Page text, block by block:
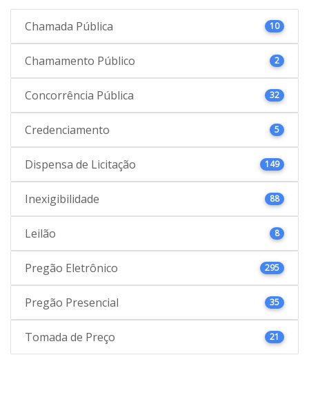
Chamada Pública 10
Chamamento Público 2
Concorrência Pública 32
Credenciamento 5
Dispensa de Licitação 149
Inexigibilidade 88
Leilão 8
Pregão Eletrônico 295
Pregão Presencial 35
Tomada de Preço 21